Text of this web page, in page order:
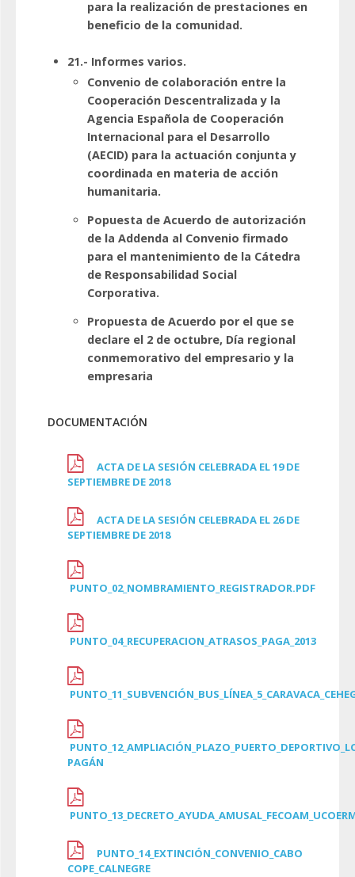
para la realización de prestaciones en
beneficio de la comunidad.
21.- Informes varios.
Convenio de colaboración entre la
Cooperación Descentralizada y la
Agencia Española de Cooperación
Internacional para el Desarrollo
(AECID) para la actuación conjunta y
coordinada en materia de acción
humanitaria. ​
Popuesta de Acuerdo de autorización
de la Addenda al Convenio firmado
para el mantenimiento de la Cátedra
de Responsabilidad Social
Corporativa.
Propuesta de Acuerdo por el que se
declare el 2 de octubre, Día regional
conmemorativo del empresario y la
empresaria
DOCUMENTACIÓN
ACTA DE LA SESIÓN CELEBRADA EL 19 DE
SEPTIEMBRE DE 2018
ACTA DE LA SESIÓN CELEBRADA EL 26 DE
SEPTIEMBRE DE 2018
PUNTO_02_NOMBRAMIENTO_REGISTRADOR.PDF
PUNTO_04_RECUPERACION_ATRASOS_PAGA_2013
PAGÁN
PUNTO_14_EXTINCIÓN_CONVENIO_CABO
COPE_CALNEGRE